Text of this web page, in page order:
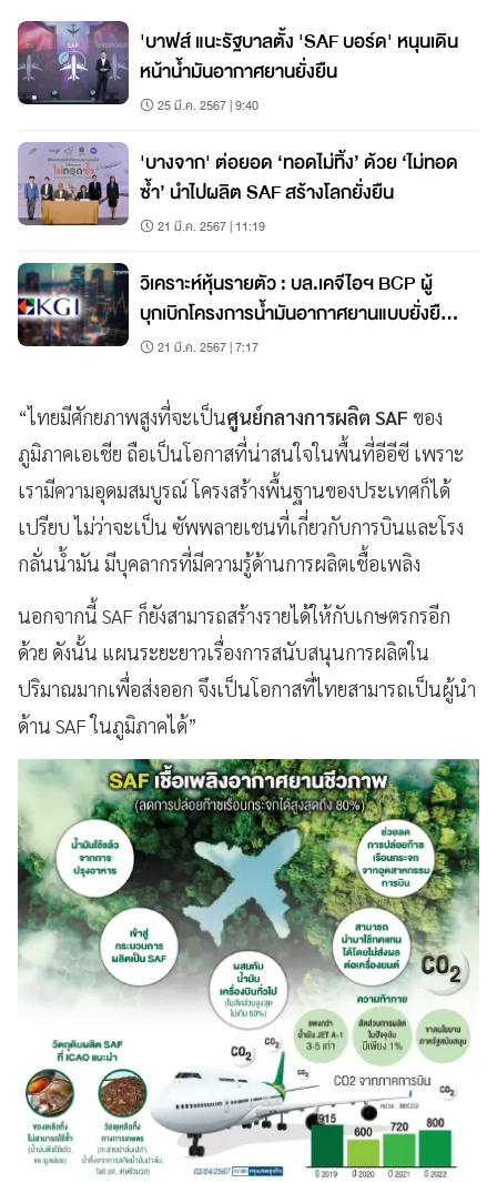
'บาฟส์ แนะรัฐบาลตั้ง 'SAF บอร์ด' หนุนเดิน
หน้าน้ำมันอากาศยานยั่งยืน
25 มี.ค. 2567 | 9:40
'บางจาก' ต่อยอด ‘ทอดไม่ทิ้ง’ ด้วย ‘ไม่ทอด
ซ้ำ’ นำไปผลิต SAF สร้างโลกยั่งยืน
21 มี.ค. 2567 | 11:19
วิเคราะห์หุ้นรายตัว : บล.เคจีไอฯ BCP ผู้
บุกเบิกโครงการน้ำมันอากาศยานแบบยั่งยืน
(SAF) รายแรกในไทย
21 มี.ค. 2567 | 7:17
“ไทยมีศักยภาพสูงที่จะเป็นศูนย์กลางการผลิต SAF ของ
ภูมิภาคเอเชีย ถือเป็นโอกาสที่น่าสนใจในพื้นที่อีอีซี เพราะ
เรามีความอุดมสมบูรณ์ โครงสร้างพื้นฐานของประเทศก็ได้
เปรียบ ไม่ว่าจะเป็น ซัพพลายเชนที่เกี่ยวกับการบินและโรง
กลั่นน้ำมัน มีบุคลากรที่มีความรู้ด้านการผลิตเชื้อเพลิง
นอกจากนี้ SAF ก็ยังสามารถสร้างรายได้ให้กับเกษตรกรอีก
ด้วย ดังนั้น แผนระยะยาวเรื่องการสนับสนุนการผลิตใน
ปริมาณมากเพื่อส่งออก จึงเป็นโอกาสที่ไทยสามารถเป็นผู้นำ
ด้าน SAF ในภูมิภาคได้”